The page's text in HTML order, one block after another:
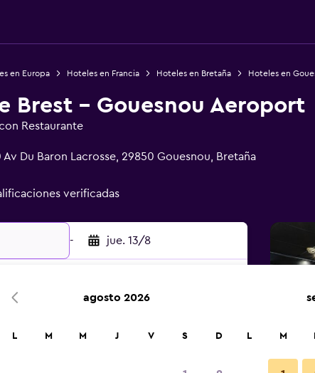
en Europa Hoteles en Francia Hoteles en Bretaña Hoteles en
Brest - Gouesnou Aeroport
Restaurante
Du Baron Lacrosse, 29850 Gouesnou, Bretaña
verificadas
- jue. 13/8
agosto 2026
L M M J V S D L M